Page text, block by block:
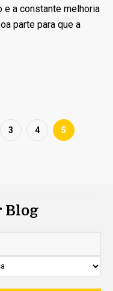
e a constante melhoria
parte para que a
3 4 5
Blog